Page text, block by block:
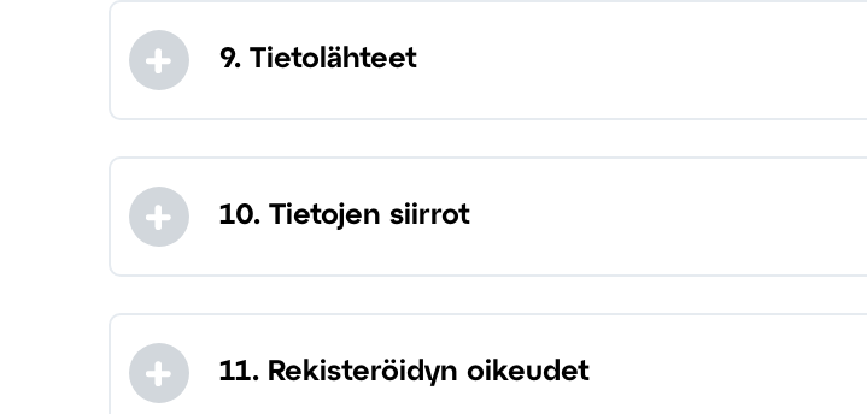
9. Tietolähteet
10. Tietojen siirrot
11. Rekisteröidyn oikeudet